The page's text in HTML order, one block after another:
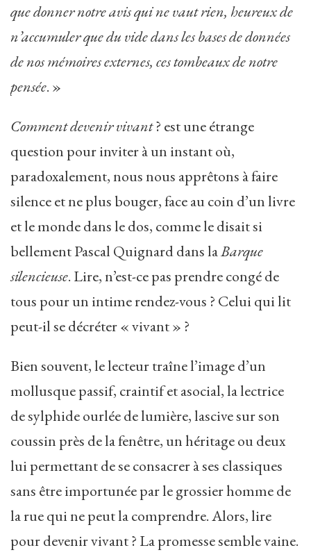
que donner notre avis qui ne vaut rien, heureux de
n’accumuler que du vide dans les bases de données
de nos mémoires externes, ces tombeaux de notre
pensée. »
Comment devenir vivant? est une étrange
question pour inviter à un instant où,
paradoxalement, nous nous apprêtons à faire
silence et ne plus bouger, face au coin d’un livre
et le monde dans le dos, comme le disait si
bellement Pascal Quignard dans laBarque
silencieuse. Lire, n’est-ce pas prendre congé de
tous pour un intime rendez-vous ? Celui qui lit
peut-il se décréter « vivant » ?
Bien souvent, le lecteur traîne l’image d’un
mollusque passif, craintif et asocial, la lectrice
de sylphide ourlée de lumière, lascive sur son
coussin près de la fenêtre, un héritage ou deux
lui permettant de se consacrer à ses classiques
sans être importunée par le grossier homme de
la rue qui ne peut la comprendre. Alors, lire
pour devenir vivant ? La promesse semble vaine.